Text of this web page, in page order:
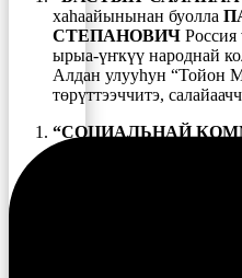
хаһаайынынан буолла
СТЕПАНОВИЧ Россия
ырыа-үҥкүү народнай
Алдан улууһун “Тойон
төрүттээччитэ,
“СОЦИАЛЬНАЙ
ҮЛЭҺИТЭ”